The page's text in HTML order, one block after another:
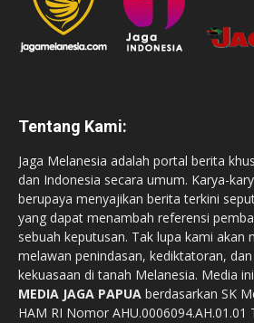
Tentang Kami:
Jaga Melanesia adalah portal berita
dan Indonesia secara umum. Karya-
berupaya menyajikan berita terkini
yang dapat menambah referensi
sebuah keputusan. Tak lupa kami akan
melawan penindasan, kediktatoran,
kekuasaan di tanah Melanesia. Media
MEDIA JAGA PAPUA berdasarkan SK
HAM RI Nomor AHU.0006094.AH.01.01